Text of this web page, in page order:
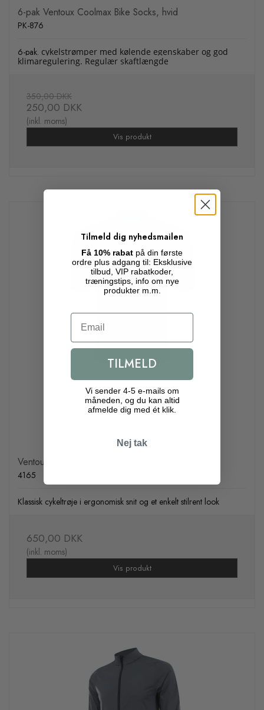
6-pak Ventoux Coolmax Bike Socks, hvid
PK-876
6-pak. cykelstrømper med kølende egenskaber og god
klimaregulering. Regulær skaftlængde
350,00 DKK
250,00 DKK
(inkl. moms)
Vis produkt
Ventoux Flow cykeltrøje, forest green
4165
Klassisk cykeltrøje i ergonomisk snit og et enkelt stilrent look
650,00 DKK
(inkl. moms)
Vis produkt
Tilmeld dig nyhedsmailen
Få 10% rabat på din første
ordre plus adgang til: Eksklusive
tilbud, VIP rabatkoder,
træningstips, info om nye
produkter m.m.
Email
TILMELD
Vi sender 4-5 e-mails om
måneden, og du kan altid
afmelde dig med ét klik.
Nej tak